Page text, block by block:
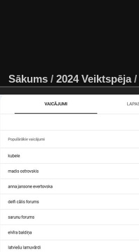
Sākums / 2024 Veiktspēja/